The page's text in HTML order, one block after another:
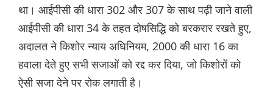
था। आईपीसी की धारा 302 और 307 के साथ पढ़ी जाने वाली
आईपीसी की धारा 34 के तहत दोषसिद्धि को बरकरार रखते हुए,
अदालत ने किशोर न्याय अधिनियम, 2000 की धारा 16 का
हवाला देते हुए सभी सजाओं को रद्द कर दिया, जो किशोरों को
ऐसी सजा देने पर रोक लगाती है।